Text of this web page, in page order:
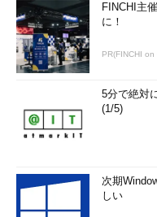
FINCHI主
に！
PR(FINCHI on
5分で絶対
(1/5)
次期
しい